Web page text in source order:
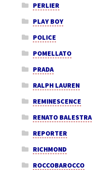
PERLIER
PLAY BOY
POLICE
POMELLATO
PRADA
RALPH LAUREN
REMINESCENCE
RENATO BALESTRA
REPORTER
RICHMOND
ROCCOBAROCCO